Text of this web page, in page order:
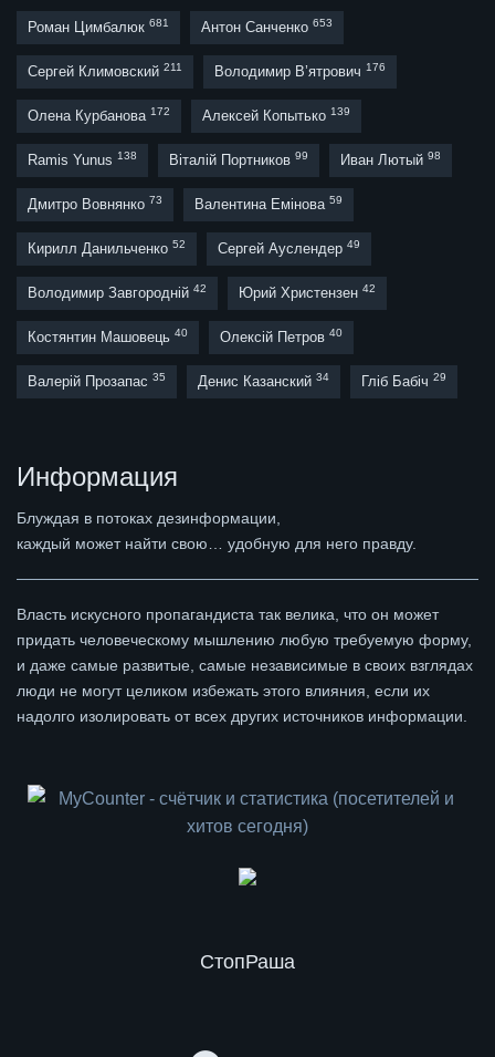
Роман Цимбалюк 681 Антон Санченко 653
Сергей Климовский 211 Володимир В’ятрович 176
Олена Курбанова 172 Алексей Копытько 139
Ramis Yunus 138 Віталій Портников 99 Иван Лютый 98
Дмитро Вовнянко 73 Валентина Емінова 59
Кирилл Данильченко 52 Сергей Ауслендер 49
Володимир Завгородній 42 Юрий Христензен 42
Костянтин Машовець 40 Олексій Петров 40
Валерій Прозапас 35 Денис Казанский 34 Гліб Бабіч 29
Информация
Блуждая в потоках дезинформации,
каждый может найти свою… удобную для него правду.
Власть искусного пропагандиста так велика, что он может
придать человеческому мышлению любую требуемую форму,
и даже самые развитые, самые независимые в своих взглядах
люди не могут целиком избежать этого влияния, если их
надолго изолировать от всех других источников информации.
СтопРаша